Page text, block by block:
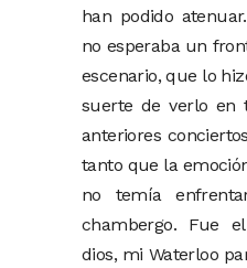
han podido
no esperaba un
escenario, que lo
suerte de verlo en
anteriores
tanto que la
no temía
chambergo. Fue
dios, mi Waterloo